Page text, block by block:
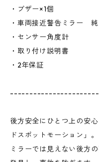
・ブザー×1個
・車両接近警告ミラー
・センサー角度計
・取り付け説明書
・2年保証
後方安全にひとつ上の安
ドスポットモーション」。
ミラーでは見えない後方